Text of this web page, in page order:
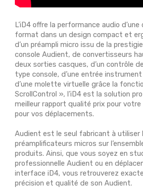
L’iD4 offre la performance audio
format dans un design compact et
d’un préampli micro issu de la
console Audient, de convertisseurs
deux sorties casques, d’un contrôle
type console, d’une entrée
d’une molette virtuelle grâce la
ScrollControl », l’iD4 est la solution
meilleur rapport qualité prix pour
pour vos déplacements.
Audient est le seul fabricant à utiliser
préamplificateurs micros sur
produits. Ainsi, que vous soyez en
professionnelle Audient ou en
interface iD4, vous retrouverez
précision et qualité de son Audient.